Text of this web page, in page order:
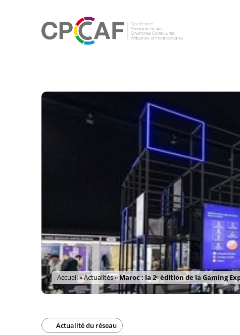
Accueil»Actualités»Maroc : la 2ᵉ édition de la Gaming
Actualité du réseau